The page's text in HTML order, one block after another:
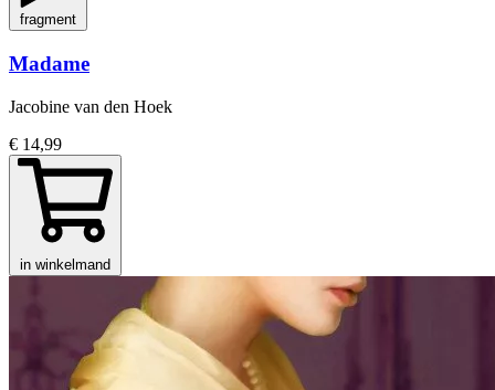
fragment
Madame
Jacobine van den Hoek
€ 14,99
in winkelmand